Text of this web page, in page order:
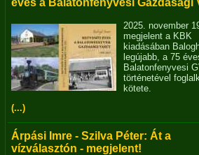
éves a Balatonfenyvesi Gazdasági
2025. november
megjelent a KBK
kiadásában
legújabb, a 75
Balatonfenyvesi
történetével
kötete.
(...)
Árpási Imre - Szilva Péter: Át a
vízválasztón - megjelent!